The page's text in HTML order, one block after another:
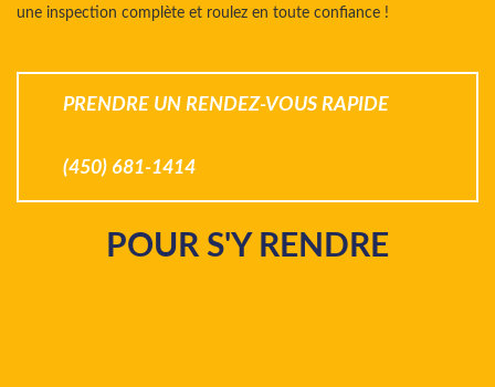
une inspection complète et roulez en toute confiance !
PRENDRE UN RENDEZ-VOUS RAPIDE
(450) 681-1414
POUR S'Y RENDRE